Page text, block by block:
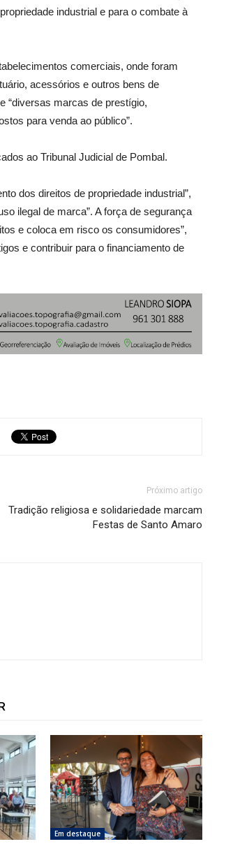
industrial e para o combate à
comerciais, onde foram
acessórios e outros bens de
“diversas marcas de prestígio,
para venda ao público”.
ao Tribunal Judicial de Pombal.
dos direitos de propriedade industrial”,
ilegal de marca”. A força de segurança
e coloca em risco os consumidores”,
e contribuir para o financiamento de
Próximo artigo
Tradição religiosa e solidariedade marcam
Festas de Santo Amaro
Em destaque